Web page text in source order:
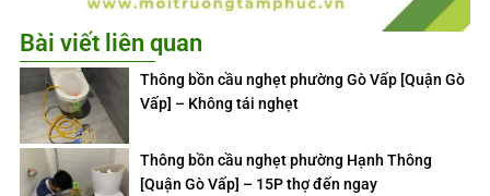
Bài viết liên quan
Thông bồn cầu nghẹt phường Gò Vấp [Quận Gò
Vấp] – Không tái nghẹt
Thông bồn cầu nghẹt phường Hạnh Thông
[Quận Gò Vấp] – 15P thợ đến ngay